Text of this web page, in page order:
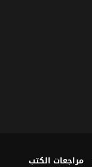
مراجعات الكتب